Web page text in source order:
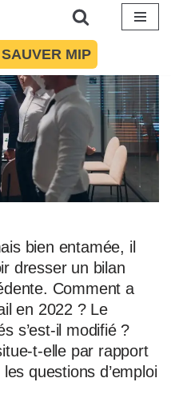
MIP
bien entamée, il
dresser un bilan
Comment a
en 2022 ? Le
s’est-il modifié ?
t-elle par rapport
questions d’emploi